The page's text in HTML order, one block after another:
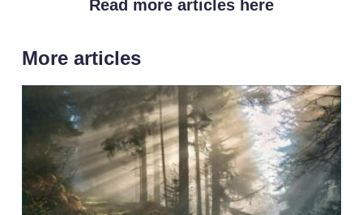
Read more articles here
More articles